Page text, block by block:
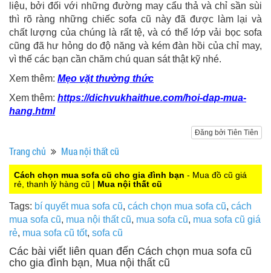
liệu, bởi đối với những đường may cẩu thả và chỉ sần sùi
thì rõ ràng những chiếc sofa cũ này đã được làm lại và
chất lượng của chúng là rất tệ, và có thể lớp vải bọc sofa
cũng đã hư hỏng do độ năng và kém đàn hồi của chỉ may,
vì thế các bạn cần chăm chú quan sát thật kỹ nhé.
Xem thêm: Mẹo vặt thường thức
Xem thêm: https://dichvukhaithue.com/hoi-dap-mua-
hang.html
Đăng bởi Tiên Tiên
Trang chủ Mua nội thất cũ
Cách chọn mua sofa cũ cho gia đình bạn - Mua đồ cũ giá
rẻ, thanh lý hàng cũ | Mua nội thất cũ
Tags: bí quyết mua sofa cũ, cách chọn mua sofa cũ, cách
mua sofa cũ, mua nội thất cũ, mua sofa cũ, mua sofa cũ giá
rẻ, mua sofa cũ tốt, sofa cũ
Các bài viết liên quan đến Cách chọn mua sofa cũ
cho gia đình bạn, Mua nội thất cũ